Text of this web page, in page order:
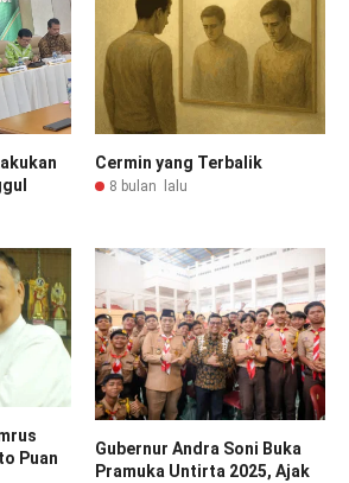
Cermin yang Terbalik
8 bulan lalu
Puan
Gubernur Andra Soni Buka
Pramuka Untirta 2025, Ajak